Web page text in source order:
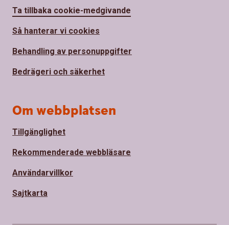
Ta tillbaka cookie-medgivande
Så hanterar vi cookies
Behandling av personuppgifter
Bedrägeri och säkerhet
Om webbplatsen
Tillgänglighet
Rekommenderade webbläsare
Användarvillkor
Sajtkarta